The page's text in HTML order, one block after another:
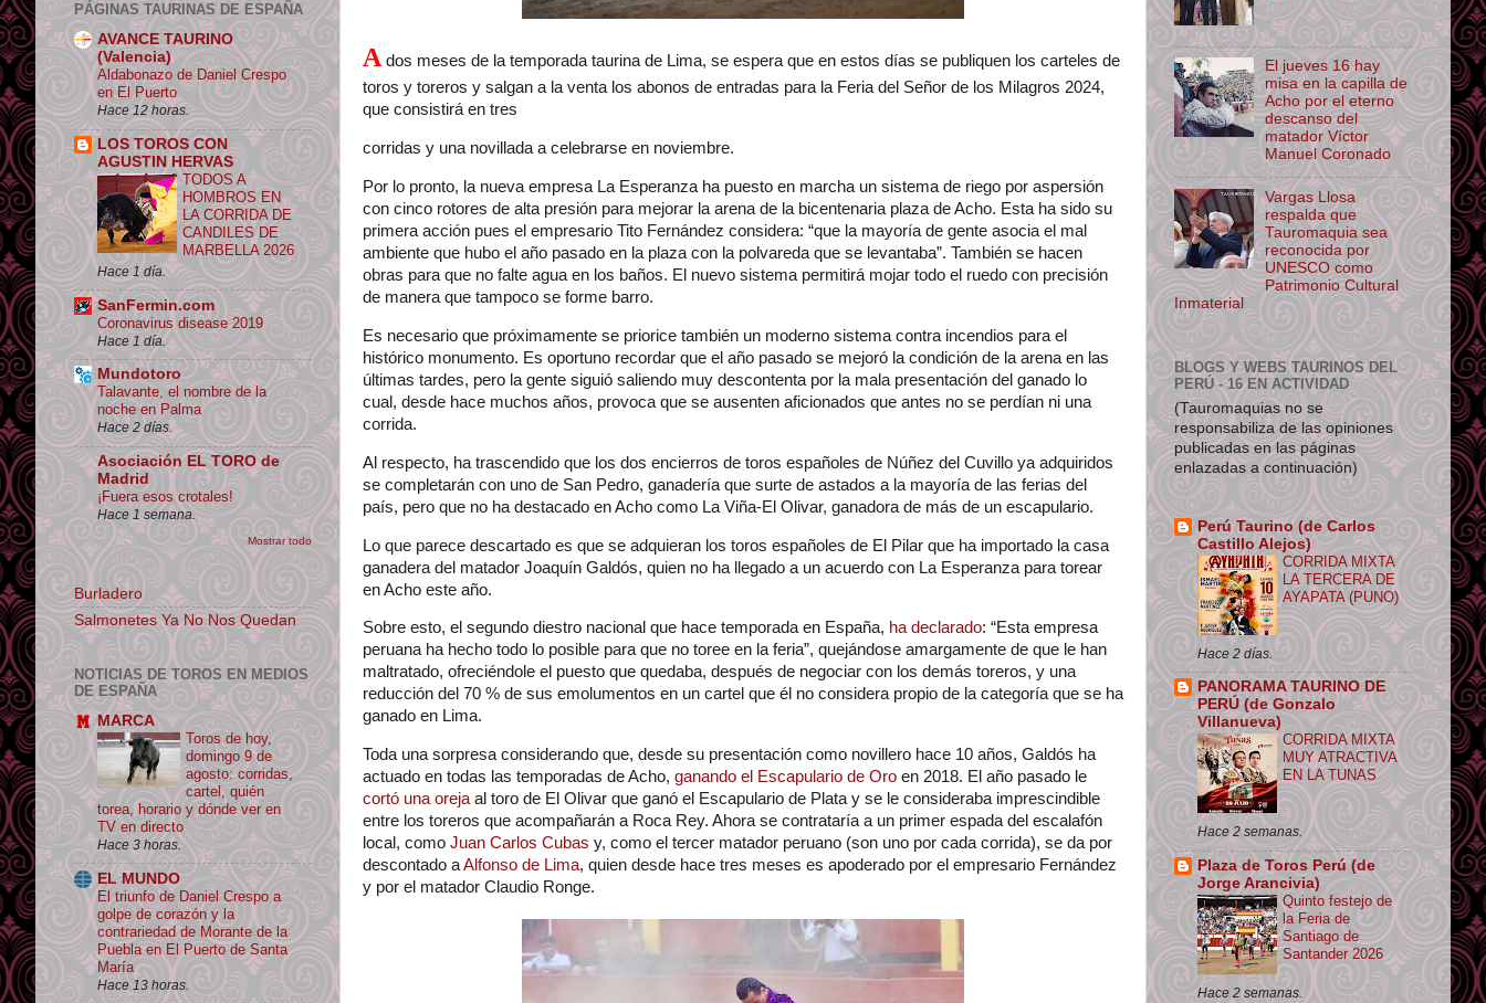
Ados meses de la temporada taurina de Lima, se espera que en estos días se publiquen los carteles de
toros y toreros y salgan a la venta los abonos de entradas para la Feria del Señor de los Milagros 2024,
que consistirá en tres
corridas y una novillada a celebrarse en noviembre.
Por lo pronto, la nueva empresa La Esperanza ha puesto en marcha un sistema de riego por aspersión
con cinco rotores de alta presión para mejorar la arena de la bicentenaria plaza de Acho. Esta ha sido su
primera acción pues el empresario Tito Fernández considera: “que la mayoría de gente asocia el mal
ambiente que hubo el año pasado en la plaza con la polvareda que se levantaba”. También se hacen
obras para que no falte agua en los baños. El nuevo sistema permitirá mojar todo el ruedo con precisión
de manera que tampoco se forme barro.
Es necesario que próximamente se priorice también un moderno sistema contra incendios para el
histórico monumento. Es oportuno recordar que el año pasado se mejoró la condición de la arena en las
últimas tardes, pero la gente siguió saliendo muy descontenta por la mala presentación del ganado lo
cual, desde hace muchos años, provoca que se ausenten aficionados que antes no se perdían ni una
corrida.
Al respecto, ha trascendido que los dos encierros de toros españoles de Núñez del Cuvillo ya adquiridos
se completarán con uno de San Pedro, ganadería que surte de astados a la mayoría de las ferias del
país, pero que no ha destacado en Acho como La Viña-El Olivar, ganadora de más de un escapulario.
Lo que parece descartado es que se adquieran los toros españoles de El Pilar que ha importado la casa
ganadera del matador Joaquín Galdós, quien no ha llegado a un acuerdo con La Esperanza para torear
en Acho este año.
Sobre esto, el segundo diestro nacional que hace temporada en España, ha declarado: “Esta empresa
peruana ha hecho todo lo posible para que no toree en la feria”, quejándose amargamente de que le han
maltratado, ofreciéndole el puesto que quedaba, después de negociar con los demás toreros, y una
reducción del 70 % de sus emolumentos en un cartel que él no considera propio de la categoría que se ha
ganado en Lima.
Toda una sorpresa considerando que, desde su presentación como novillero hace 10 años, Galdós ha
actuado en todas las temporadas de Acho, ganando el Escapulario de Oro en 2018. El año pasado le
cortó una orejaal toro de El Olivar que ganó el Escapulario de Plata y se le consideraba imprescindible
entre los toreros que acompañarán a Roca Rey. Ahora se contrataría a un primer espada del escalafón
local, como Juan Carlos Cubas y, como el tercer matador peruano (son uno por cada corrida), se da por
descontado aAlfonso de Lima, quien desde hace tres meses es apoderado por el empresario Fernández
y por el matador Claudio Ronge.
PÁGINAS TAURINAS DE ESPAÑA
AVANCE TAURINO
(Valencia)
Aldabonazo de Daniel Crespo
en El Puerto
Hace 12 horas.
LOS TOROS CON
AGUSTIN HERVAS
TODOS A
HOMBROS EN
LA CORRIDA DE
CANDILES DE
MARBELLA 2026
Hace 1 día.
SanFermin.com
Coronavirus disease 2019
Hace 1 día.
Mundotoro
Talavante, el nombre de la
noche en Palma
Hace 2 días.
Asociación EL TORO de
Madrid
¡Fuera esos crotales!
Hace 1 semana.
Mostrar todo
Burladero
Salmonetes Ya No Nos Quedan
NOTICIAS DE TOROS EN MEDIOS
DE ESPAÑA
MARCA
Toros de hoy,
domingo 9 de
agosto: corridas,
cartel, quién
torea, horario y dónde ver en
TV en directo
Hace 3 horas.
EL MUNDO
El triunfo de Daniel Crespo a
golpe de corazón y la
contrariedad de Morante de la
Puebla en El Puerto de Santa
María
Hace 13 horas.
El jueves 16 hay
misa en la capilla de
Acho por el eterno
descanso del
matador Víctor
Manuel Coronado
Vargas Llosa
respalda que
Tauromaquia sea
reconocida por
UNESCO como
Patrimonio Cultural
Inmaterial
BLOGS Y WEBS TAURINOS DEL
PERÚ - 16 EN ACTIVIDAD
(Tauromaquias no se
responsabiliza de las opiniones
publicadas en las páginas
enlazadas a continuación)
Perú Taurino (de Carlos
Castillo Alejos)
CORRIDA MIXTA
LA TERCERA DE
AYAPATA (PUNO)
Hace 2 días.
PANORAMA TAURINO DE
PERÚ (de Gonzalo
Villanueva)
CORRIDA MIXTA
MUY ATRACTIVA
EN LA TUNAS
Hace 2 semanas.
Plaza de Toros Perú (de
Jorge Arancivia)
Quinto festejo de
la Feria de
Santiago de
Santander 2026
Hace 2 semanas.